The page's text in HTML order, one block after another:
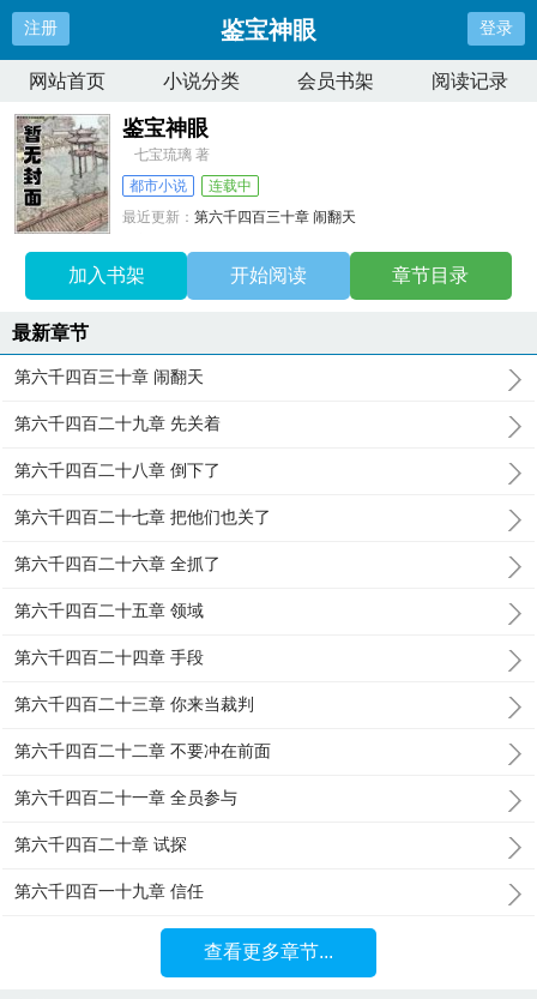
注册 鉴宝神眼 登录
网站首页 小说分类 会员书架 阅读记录
鉴宝神眼
七宝琉璃 著
都市小说
连载中
最近更新：第六千四百三十章 闹翻天
加入书架 开始阅读 章节目录
最新章节
第六千四百三十章 闹翻天
第六千四百二十九章 先关着
第六千四百二十八章 倒下了
第六千四百二十七章 把他们也关了
第六千四百二十六章 全抓了
第六千四百二十五章 领域
第六千四百二十四章 手段
第六千四百二十三章 你来当裁判
第六千四百二十二章 不要冲在前面
第六千四百二十一章 全员参与
第六千四百二十章 试探
第六千四百一十九章 信任
查看更多章节...